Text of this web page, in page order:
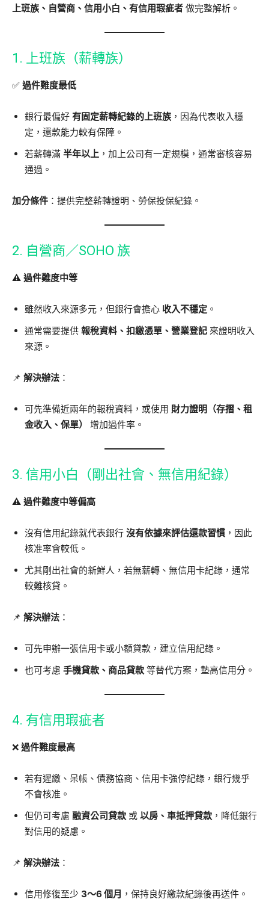
上班族、自營商、信用小白、有信用瑕疵者 做完整解析。
1. 上班族（薪轉族）
✅ 過件難度最低
銀行最偏好 有固定薪轉紀錄的上班族 ，因為代表收入穩
定，還款能力較有保障。
若薪轉滿 半年以上 ，加上公司有一定規模，通常審核容易
通過。
加分條件 ：提供完整薪轉證明、勞保投保紀錄。
2. 自營商／SOHO 族
⚠️ 過件難度中等
雖然收入來源多元，但銀行會擔心 收入不穩定 。
通常需要提供 報稅資料、扣繳憑單、營業登記 來證明收入
來源。
📌 解決辦法 ：
可先準備近兩年的報稅資料，或使用 財力證明（存摺、租
金收入、保單）
增加過件率。
3. 信用小白（剛出社會、無信用紀錄）
⚠️ 過件難度中等偏高
沒有信用紀錄就代表銀行 沒有依據來評估還款習慣 ，因此
核准率會較低。
尤其剛出社會的新鮮人，若無薪轉、無信用卡紀錄，通常
較難核貸。
📌 解決辦法 ：
可先申辦一張信用卡或小額貸款，建立信用紀錄。
也可考慮 手機貸款、商品貸款 等替代方案，墊高信用分。
4. 有信用瑕疵者
❌ 過件難度最高
若有遲繳、呆帳、債務協商、信用卡強停紀錄，銀行幾乎
不會核准。
但仍可考慮 融資公司貸款 或 以房、車抵押貸款 ，降低銀行
對信用的疑慮。
📌 解決辦法 ：
信用修復至少 3～6 個月 ，保持良好繳款紀錄後再送件。